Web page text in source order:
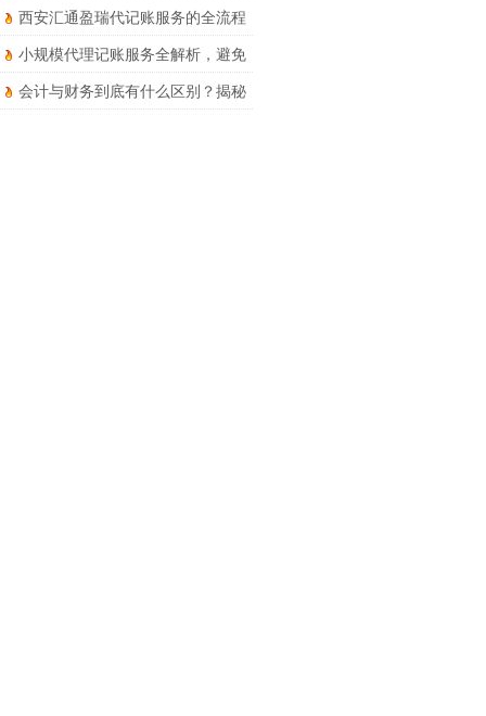
钱？
西安汇通盈瑞代记账服务的全流程
财税处理有哪些?
小规模代理记账服务全解析，避免
被坑！
会计与财务到底有什么区别？揭秘